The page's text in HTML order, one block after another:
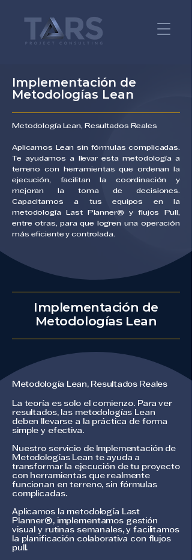
Implementación de
Metodologías Lean
Metodología Lean, Resultados Reales
Aplicamos Lean sin fórmulas complicadas.
Te ayudamos a llevar esta metodología a
terreno con herramientas que ordenan la
ejecución, facilitan la coordinación y
mejoran la toma de decisiones.
Capacitamos a tus equipos en la
metodología Last Planner® y flujos Pull,
entre otras, para que logren una operación
más eficiente y controlada.
Implementación de
Metodologías Lean
Metodología Lean, Resultados Reales
La teoría es solo el comienzo. Para ver
resultados, las metodologías Lean
deben llevarse a la práctica de forma
simple y efectiva.
Nuestro servicio de Implementación de
Metodologías Lean te ayuda a
transformar la ejecución de tu proyecto
con herramientas que realmente
funcionan en terreno, sin fórmulas
complicadas.
Aplicamos la metodología Last
Planner®, implementamos gestión
visual y rutinas semanales, y facilitamos
la planificación colaborativa con flujos
pull.